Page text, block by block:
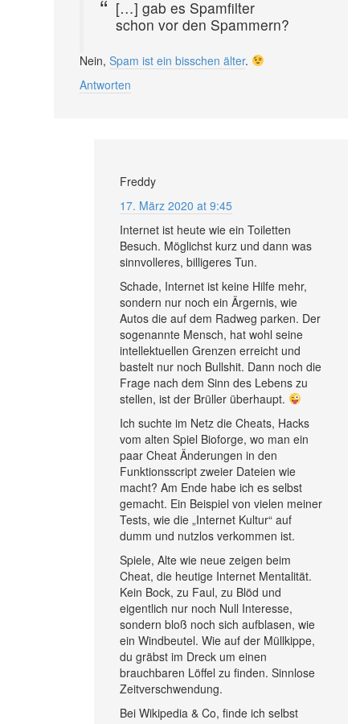
[…] gab es Spamfilter
schon vor den Spammern?
Nein, Spam ist ein bisschen älter.
Antworten
Freddy
17. März 2020 at 9:45
Internet ist heute wie ein Toiletten
Besuch. Möglichst kurz und dann was
sinnvolleres, billigeres Tun.
Schade, Internet ist keine Hilfe mehr,
sondern nur noch ein Ärgernis, wie
Autos die auf dem Radweg parken. Der
sogenannte Mensch, hat wohl seine
intellektuellen Grenzen erreicht und
bastelt nur noch Bullshit. Dann noch die
Frage nach dem Sinn des Lebens zu
stellen, ist der Brüller überhaupt.
Ich suchte im Netz die Cheats, Hacks
vom alten Spiel Bioforge, wo man ein
paar Cheat Änderungen in den
Funktionsscript zweier Dateien wie
macht? Am Ende habe ich es selbst
gemacht. Ein Beispiel von vielen meiner
Tests, wie die „Internet Kultur“ auf
dumm und nutzlos verkommen ist.
Spiele, Alte wie neue zeigen beim
Cheat, die heutige Internet Mentalität.
Kein Bock, zu Faul, zu Blöd und
eigentlich nur noch Null Interesse,
sondern bloß noch sich aufblasen, wie
ein Windbeutel. Wie auf der Müllkippe,
du gräbst im Dreck um einen
brauchbaren Löffel zu finden. Sinnlose
Zeitverschwendung.
Bei Wikipedia & Co, finde ich selbst